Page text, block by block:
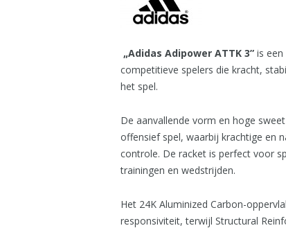
„Adidas Adipower ATTK 3” is
competitieve spelers die kracht,
het spel.
De aanvallende vorm en hoge
offensief spel, waarbij krachtige en
controle. De racket is perfect voor
trainingen en wedstrijden.
Het 24K Aluminized Carbon-
responsiviteit, terwijl Structural